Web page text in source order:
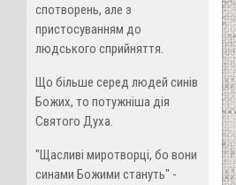
спотворень, але з
пристосуванням до
людського сприйняття.
Що більше серед людей синів
Божих, то потужніша дія
Святого Духа.
"Щасливі миротворці, бо вони
синами Божими стануть" -